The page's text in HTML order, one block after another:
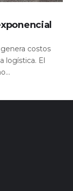
costos
logística. El